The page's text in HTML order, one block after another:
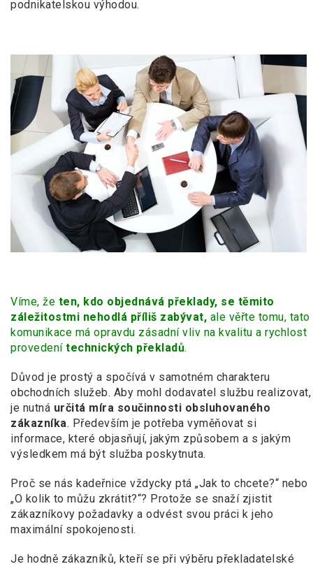
podnikatelskou výhodou.
Víme, že ten, kdo objednává překlady, se těmito
záležitostmi nehodlá příliš zabývat, ale věřte tomu, tato
komunikace má opravdu zásadní vliv na kvalitu a rychlost
provedení technických překladů.
Důvod je prostý a spočívá v samotném charakteru
obchodních služeb. Aby mohl dodavatel službu realizovat,
je nutná určitá míra součinnosti obsluhovaného
zákazníka. Především je potřeba vyměňovat si
informace, které objasňují, jakým způsobem a s jakým
výsledkem má být služba poskytnuta.
Proč se nás kadeřnice vždycky ptá „Jak to chcete?“ nebo
„O kolik to můžu zkrátit?“? Protože se snaží zjistit
zákazníkovy požadavky a odvést svou práci k jeho
maximální spokojenosti.
Je hodně zákazníků, kteří se při výběru překladatelské